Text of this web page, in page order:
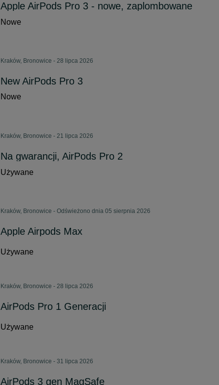
Apple AirPods Pro 3 - nowe, zaplombowane
Nowe
Kraków, Bronowice - 28 lipca 2026
New AirPods Pro 3
Nowe
Kraków, Bronowice - 21 lipca 2026
Na gwarancji, AirPods Pro 2
Używane
Kraków, Bronowice - Odświeżono dnia 05 sierpnia 2026
Apple Airpods Max
Używane
Kraków, Bronowice - 28 lipca 2026
AirPods Pro 1 Generacji
Używane
Kraków, Bronowice - 31 lipca 2026
AirPods 3 gen MagSafe